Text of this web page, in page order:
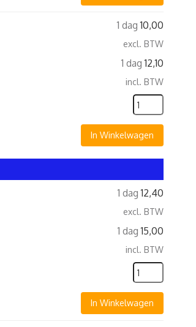
1 dag 10,00
excl. BTW
1 dag 12,10
incl. BTW
In Winkelwagen
1 dag 12,40
excl. BTW
1 dag 15,00
incl. BTW
In Winkelwagen